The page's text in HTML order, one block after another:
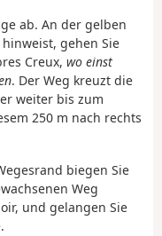
ab. An der gelben
gehen Sie
Creux, wo einst
. Der Weg kreuzt die
weiter bis zum
250 m nach rechts
biegen Sie
Weg
und gelangen Sie